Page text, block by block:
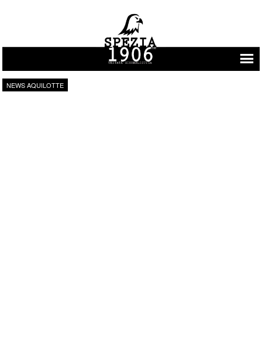
Vai al contenuto
NEWS AQUILOTTE